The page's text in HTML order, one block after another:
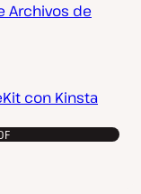
Archivos de
con Kinsta